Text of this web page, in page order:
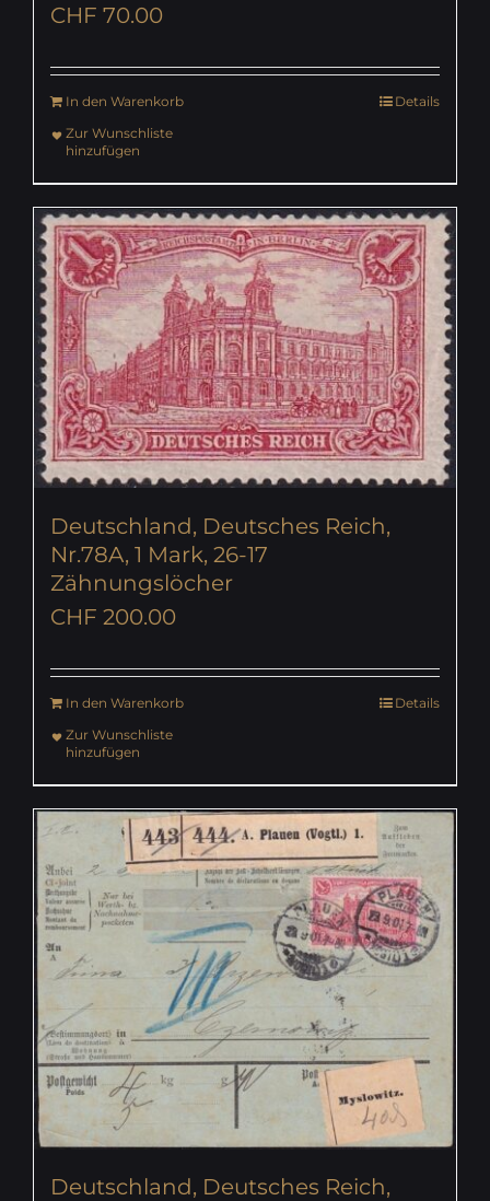
CHF 70.00
In den Warenkorb
Details
Zur Wunschliste
hinzufügen
Deutschland, Deutsches Reich,
Nr.78A, 1 Mark, 26-17
Zähnungslöcher
CHF 200.00
In den Warenkorb
Details
Zur Wunschliste
hinzufügen
Deutschland, Deutsches Reich,